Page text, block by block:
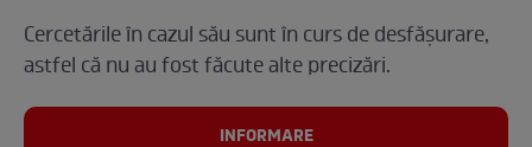
Cercetările în cazul său sunt în curs de desfășurare,
astfel că nu au fost făcute alte precizări.
INFORMARE